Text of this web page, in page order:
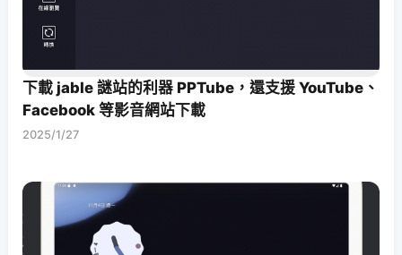
下載 jable 謎站的利器 PPTube，還支援 YouTube、
Facebook 等影音網站下載
2025/1/27